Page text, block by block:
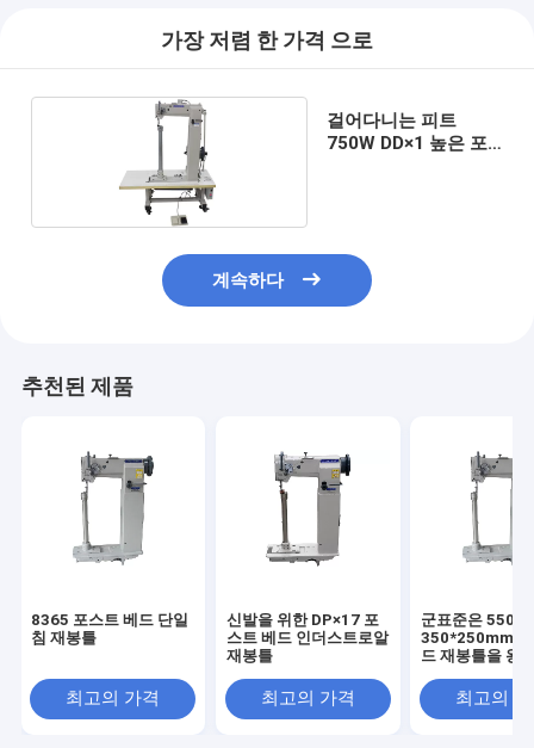
가장 저렴 한 가격 으로
걸어다니는 피트
750W DD×1 높은 포
계속하다
추천된 제품
8365 포스트 베드 단일
침 재봉틀
최고의 가격
신발을 위한 DP×17 포
스트 베드 인더스트로알
재봉틀
최고의 가격
군표준은 550W
350*250mm 포
드 재봉틀을 왕
최고의